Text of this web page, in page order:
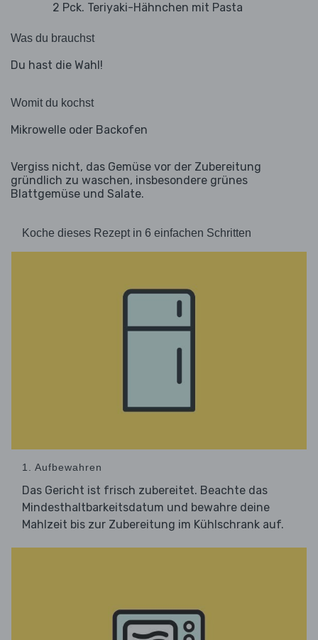
2 Pck. Teriyaki-Hähnchen mit Pasta
Was du brauchst
Du hast die Wahl!
Womit du kochst
Mikrowelle oder Backofen
Vergiss nicht, das Gemüse vor der Zubereitung
gründlich zu waschen, insbesondere grünes
Blattgemüse und Salate.
Koche dieses Rezept in 6 einfachen Schritten
1. Aufbewahren
Das Gericht ist frisch zubereitet. Beachte das
Mindesthaltbarkeitsdatum und bewahre deine
Mahlzeit bis zur Zubereitung im Kühlschrank auf.